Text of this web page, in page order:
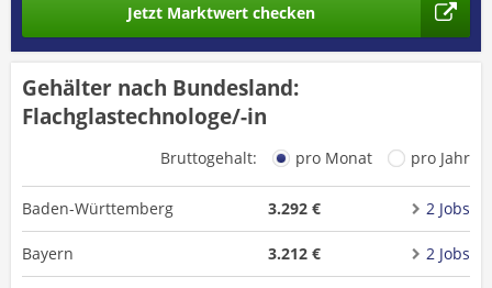
Jetzt Marktwert checken
Gehälter nach Bundesland:
Flachglastechnologe/-in
Bruttogehalt: pro Monat pro Jahr
Baden-Württemberg 3.292 € 2 Jobs
Bayern 3.212 € 2 Jobs